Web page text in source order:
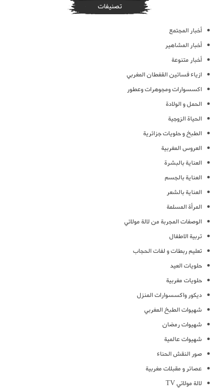
تصنيفات
أخبار المجتمع
أخبار المشاهير
أخبار متنوعة
ازياء فساتين القفطان المغربي
اكسسوارات ومجوهرات وعطور
الحمل و الولادة
الحياة الزوجية
الطبخ و حلويات جزائرية
العروس المغربية
العناية بالبشرة
العناية بالجسم
العناية بالشعر
المرأة المسلمة
الوصفات المجربة من لالة مولاتي
تربية الاطفال
تعليم ربطات و لفات الحجاب
حلويات العيد
حلويات مغربية
ديكور واكسسوارات المنزل
شهيوات الطبخ المغربي
شهيوات رمضان
شهيوات عالمية
صور النقش الحناء
عصائر و مقبلات مغربية
لالة مولاتي TV